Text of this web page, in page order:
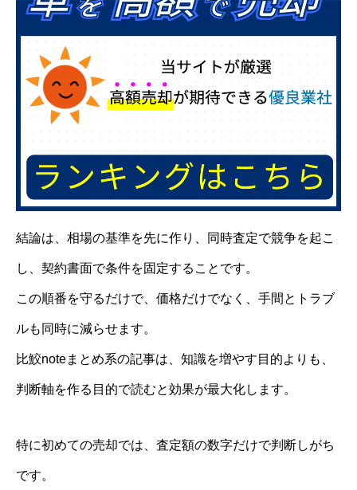
結論は、相場の基準を先に作り、同時査定で競争を起こ
し、契約書面で条件を固定することです。
この順番を守るだけで、価格だけでなく、手間とトラブ
ルも同時に減らせます。
比鮫noteまとめ系の記事は、知識を増やす目的よりも、
判断軸を作る目的で読むと効果が最大化します。
特に初めての売却では、査定額の数字だけで判断しがち
です。